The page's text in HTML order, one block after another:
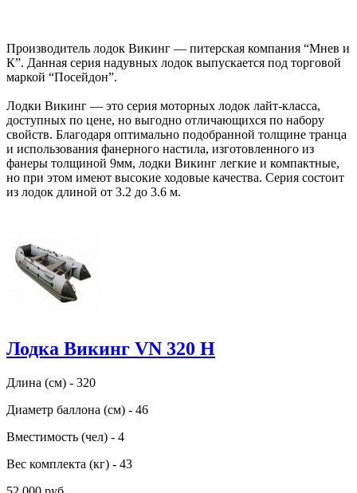
Лодка Викинг VN 320 H
Длина (см) - 320
Диаметр баллона (см) - 46
Вместимость (чел) - 4
Вес комплекта (кг) - 43
Производитель лодок Викинг — питерская компания “Мнев и
К”. Данная серия надувных лодок выпускается под торговой
маркой “Посейдон”.
Лодки Викинг — это серия моторных лодок лайт-класса,
доступных по цене, но выгодно отличающихся по набору
свойств. Благодаря оптимально подобранной толщине транца
и использования фанерного настила, изготовленного из
фанеры толщиной 9мм, лодки Викинг легкие и компактные,
но при этом имеют высокие ходовые качества. Серия состоит
из лодок длиной от 3.2 до 3.6 м.